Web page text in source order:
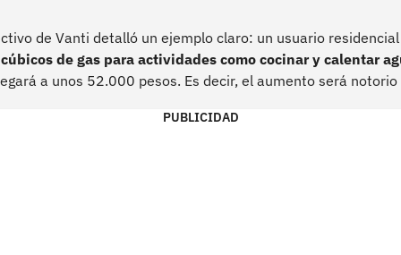
de Vanti detalló un ejemplo claro: un usuario
de gas para actividades como cocinar y calentar
a unos 52.000 pesos. Es decir, el aumento será
PUBLICIDAD